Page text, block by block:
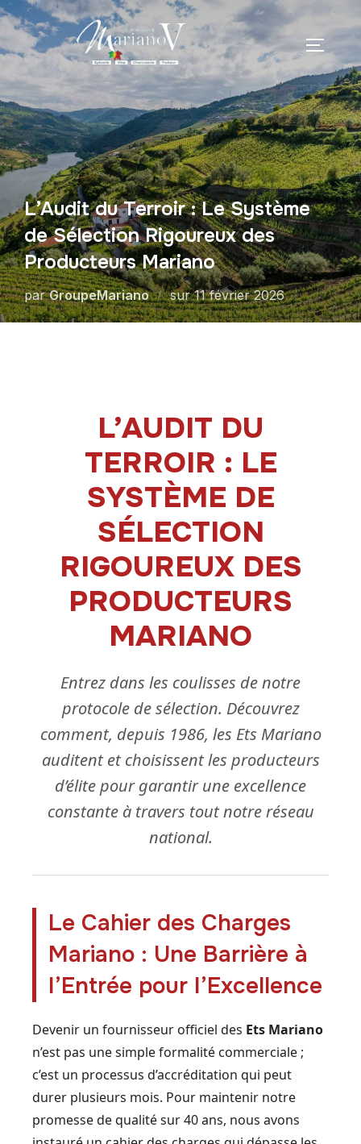
L’Audit du Terroir : Le Système
de Sélection Rigoureux des
Producteurs Mariano
parGroupeMariano sur11 février 2026
L’AUDIT DU
TERROIR : LE
SYSTÈME DE
SÉLECTION
RIGOUREUX DES
PRODUCTEURS
MARIANO
Entrez dans les coulisses de notre
protocole de sélection. Découvrez
comment, depuis 1986, les Ets Mariano
auditent et choisissent les producteurs
d’élite pour garantir une excellence
constante à travers tout notre réseau
national.
Le Cahier des Charges
Mariano : Une Barrière à
l’Entrée pour l’Excellence
Devenir un fournisseur officiel des Ets Mariano
n’est pas une simple formalité commerciale ;
c’est un processus d’accréditation qui peut
durer plusieurs mois. Pour maintenir notre
promesse de qualité sur 40 ans, nous avons